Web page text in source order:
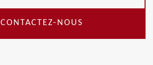
CONTACTEZ-NOUS